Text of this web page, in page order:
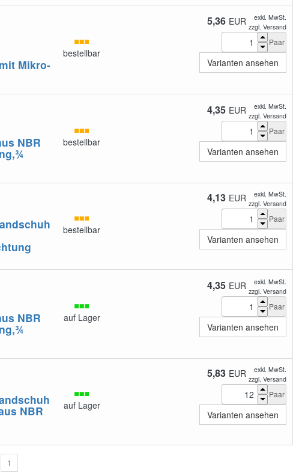
Mikro-
bestellbar
5,36 EUR
exkl. MwSt.
zzgl. Versand
Paar
Varianten ansehen
NBR bestellbar
4,35 EUR
exkl. MwSt.
zzgl. Versand
Paar
Varianten ansehen
bestellbar
4,13 EUR
exkl. MwSt.
zzgl. Versand
Paar
Varianten ansehen
NBR auf Lager
4,35 EUR
exkl. MwSt.
zzgl. Versand
Paar
Varianten ansehen
NBR auf Lager
5,83 EUR
exkl. MwSt.
zzgl. Versand
Paar
Varianten ansehen
1